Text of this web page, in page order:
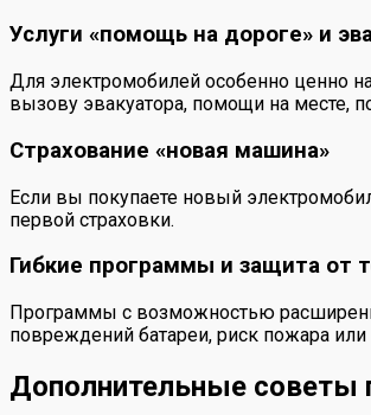
Услуги «помощь на дороге» и
Для электромобилей особенно ценно
вызову эвакуатора, помощи на месте,
Страхование «новая машина»
Если вы покупаете новый
первой страховки.
Гибкие программы и защита от
Программы с возможностью
повреждений батареи, риск пожара
Дополнительные советы